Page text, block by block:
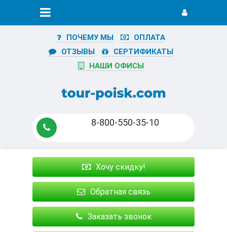
ПОЧЕМУ МЫ
ОПЛАТА
ОТЗЫВЫ
СЕРТИФИКАТЫ
НАШИ ОФИСЫ
8-800-550-35-10
Хочу скидку!
Обратная связь
Заказать звонок